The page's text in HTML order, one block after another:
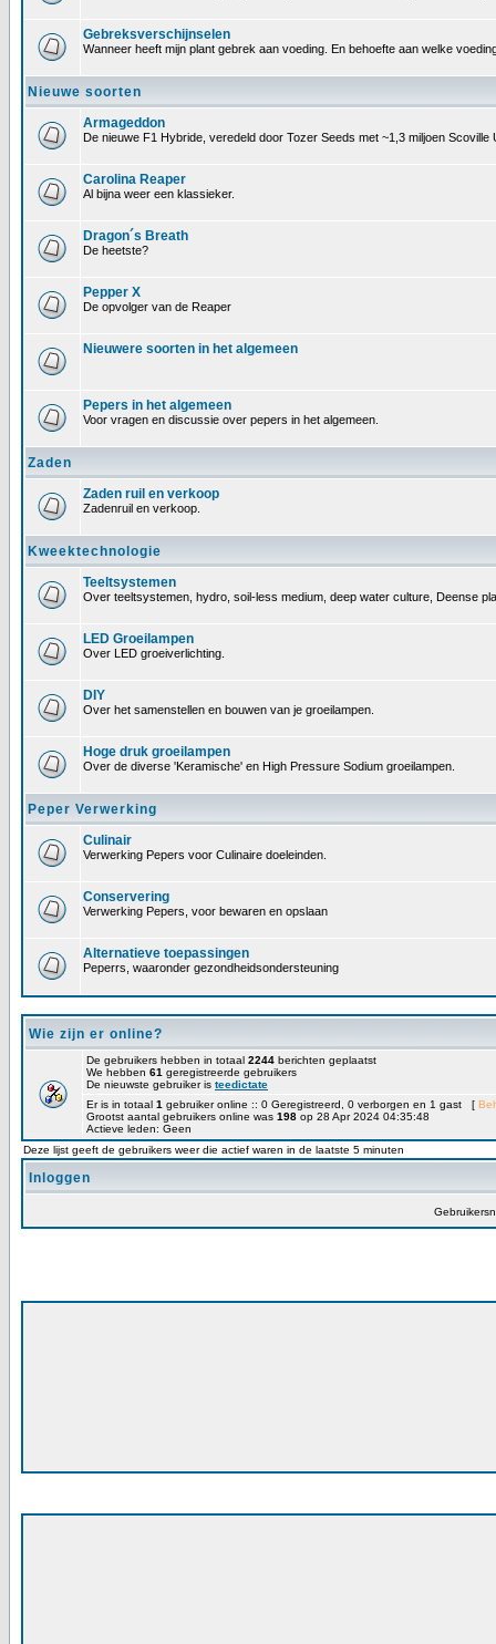
Gebreksverschijnselen
Wanneer heeft mijn plant gebrek aan voeding. En behoefte aan welke
Nieuwe soorten
Armageddon
De nieuwe F1 Hybride, veredeld door Tozer Seeds met ~1,3 miljoen Scoville
Carolina Reaper
Al bijna weer een klassieker.
Dragon´s Breath
De heetste?
Pepper X
De opvolger van de Reaper
Nieuwere soorten in het algemeen
Pepers in het algemeen
Voor vragen en discussie over pepers in het algemeen.
Zaden
Zaden ruil en verkoop
Zadenruil en verkoop.
Kweektechnologie
Teeltsystemen
Over teeltsystemen, hydro, soil-less medium, deep water culture, Deense
LED Groeilampen
Over LED groeiverlichting.
DIY
Over het samenstellen en bouwen van je groeilampen.
Hoge druk groeilampen
Over de diverse 'Keramische' en High Pressure Sodium groeilampen.
Peper Verwerking
Culinair
Verwerking Pepers voor Culinaire doeleinden.
Conservering
Verwerking Pepers, voor bewaren en opslaan
Alternatieve toepassingen
Peperrs, waaronder gezondheidsondersteuning
Wie zijn er online?
De gebruikers hebben in totaal 2244 berichten geplaatst
We hebben 61 geregistreerde gebruikers
De nieuwste gebruiker is teedictate
Er is in totaal 1 gebruiker online :: 0 Geregistreerd, 0 verborgen en 1 gast [
Grootst aantal gebruikers online was 198 op 28 Apr 2024 04:35:48
Actieve leden: Geen
Deze lijst geeft de gebruikers weer die actief waren in de laatste 5 minuten
Inloggen